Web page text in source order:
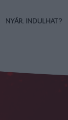
NYÁR. INDULHAT?